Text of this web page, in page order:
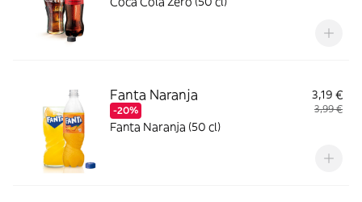
Fanta Naranja
-20%
3,19 €
3,99 €
Fanta Naranja (50 cl)